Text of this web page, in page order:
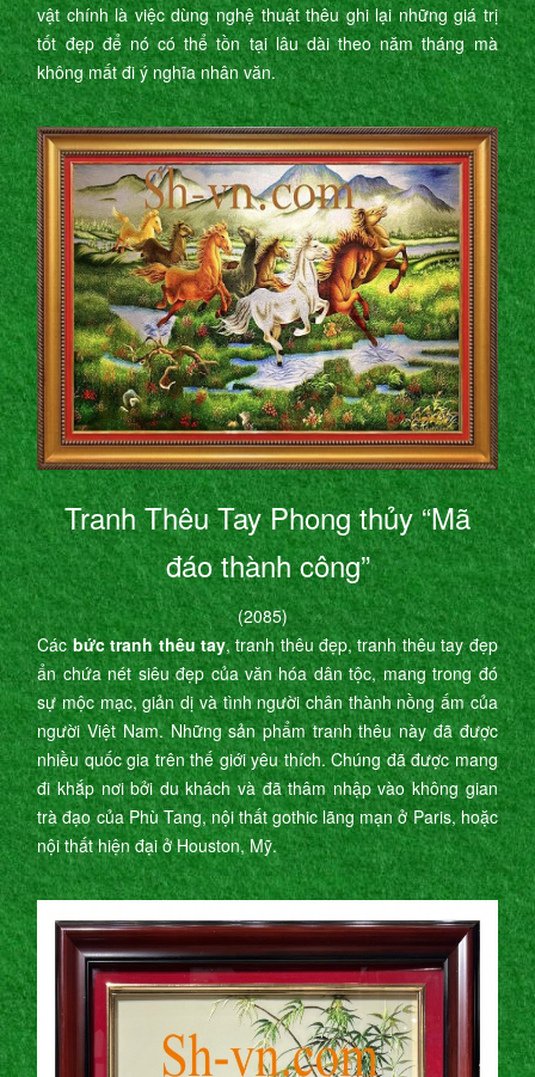
vật chính là việc dùng nghệ thuật thêu ghi lại những giá trị
tốt đẹp để nó có thể tồn tại lâu dài theo năm tháng mà
không mất đi ý nghĩa nhân văn.
Tranh Thêu Tay Phong thủy “Mã
đáo thành công”
(2085)
Cácbức tranh thêu tay, tranh thêu đẹp, tranh thêu tay đẹp
ẩn chứa nét siêu đẹp của văn hóa dân tộc, mang trong đó
sự mộc mạc, giản dị và tình người chân thành nồng ấm của
người Việt Nam. Những sản phẩm tranh thêu này đã được
nhiều quốc gia trên thế giới yêu thích. Chúng đã được mang
đi khắp nơi bởi du khách và đã thâm nhập vào không gian
trà đạo của Phù Tang, nội thất gothic lãng mạn ở Paris, hoặc
nội thất hiện đại ở Houston, Mỹ.